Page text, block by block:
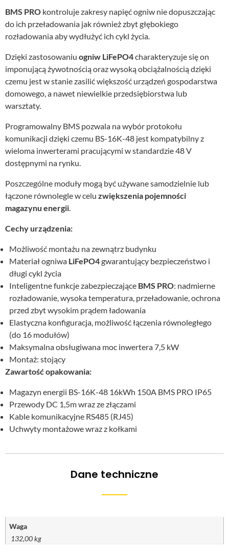
BMS PRO kontroluje zakresy napięć ogniw nie dopuszczając
do ich przeładowania jak również zbyt głębokiego
rozładowania aby wydłużyć ich cykl życia.
Dzięki zastosowaniu ogniw LiFePO4charakteryzuje się on
imponującą żywotnością oraz wysoką obciążalnością dzięki
czemu jest w stanie zasilić większość urządzeń gospodarstwa
domowego, a nawet niewielkie przedsiębiorstwa lub
warsztaty.
Programowalny BMS pozwala na wybór protokołu
komunikacji dzięki czemu BS-16K-48 jest kompatybilny z
wieloma inwerterami pracującymi w standardzie 48 V
dostępnymi na rynku.
Poszczególne moduły mogą być używane samodzielnie lub
łączone równolegle w celu zwiększenia pojemności
magazynu energii
Cechy urządzenia:
Możliwość montażu na zewnątrz budynku
Materiał ogniwa LiFePO4gwarantujący bezpieczeństwo i
długi cykl życia
Inteligentne funkcje zabezpieczające BMS PRO: nadmierne
rozładowanie, wysoka temperatura, przeładowanie, ochrona
przed zbyt wysokim prądem ładowania
Elastyczna konfiguracja, możliwość łączenia równoległego
(do 16 modułów)
Maksymalna obsługiwana moc inwertera 7,5 kW
Montaż: stojący
Zawartość opakowania:
Magazyn energii BS-16K-48 16kWh 150A BMS PRO IP65
Przewody DC 1,5m wraz ze złączami
Kable komunikacyjne RS485 (RJ45)
Uchwyty montażowe wraz z kołkami
Dane techniczne
Waga
132,00 kg